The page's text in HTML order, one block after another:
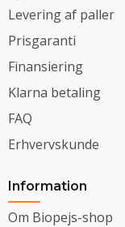
Levering af paller
Prisgaranti
Finansiering
Klarna betaling
FAQ
Erhvervskunde
Information
Om Biopejs-shop